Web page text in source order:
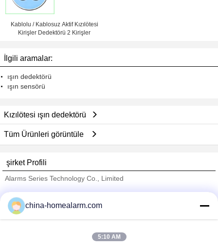
Kablolu / Kablosuz Aktif Kızılötesi
Kirişler Dedektörü 2 Kirişler
İlgili aramalar:
ışın dedektörü
ışın sensörü
Kızılötesi ışın dedektörü
Tüm Ürünleri görüntüle
şirket Profili
Alarms Series Technology Co., Limited
Trust Seal
Verified Suplier
china-homealarm.com
5:10 AM